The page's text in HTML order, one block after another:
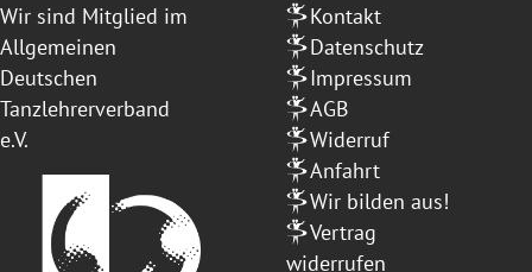
Wir sind Mitglied im
Allgemeinen
Deutschen
Tanzlehrerverband
e.V.
Kontakt
Datenschutz
Impressum
AGB
Widerruf
Anfahrt
Wir bilden aus!
Vertrag
widerrufen